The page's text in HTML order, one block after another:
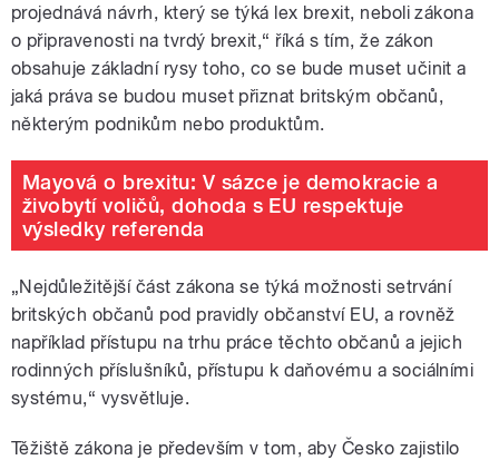
projednává návrh, který se týká lex brexit, neboli zákona
o připravenosti na tvrdý brexit,“ říká s tím, že zákon
obsahuje základní rysy toho, co se bude muset učinit a
jaká práva se budou muset přiznat britským občanů,
některým podnikům nebo produktům.
Mayová o brexitu: V sázce je demokracie a
živobytí voličů, dohoda s EU respektuje
výsledky referenda
„Nejdůležitější část zákona se týká možnosti setrvání
britských občanů pod pravidly občanství EU, a rovněž
například přístupu na trhu práce těchto občanů a jejich
rodinných příslušníků, přístupu k daňovému a sociálními
systému,“ vysvětluje.
Těžiště zákona je především v tom, aby Česko zajistilo